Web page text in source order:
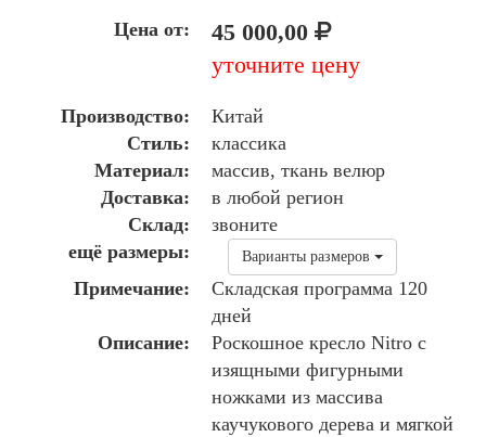
Цена от:
45 000,00
уточните цену
Производство:
Китай
Стиль:
классика
Материал:
массив, ткань велюр
Доставка:
в любой регион
Склад:
звоните
ещё размеры:
Варианты размеров
Примечание:
Складская программа 120
дней
Описание:
Роскошное кресло Nitro с
изящными фигурными
ножками из массива
каучукового дерева и мягкой